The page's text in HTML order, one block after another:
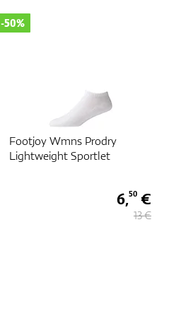
Footjoy Wmns Prodry
Lightweight Sportlet
-50%
6,50€
13 €